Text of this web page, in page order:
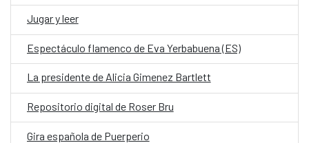
Jugar y leer
Espectáculo flamenco de Eva Yerbabuena (ES)
La presidente de Alicia Gimenez Bartlett
Repositorio digital de Roser Bru
Gira española de Puerperio